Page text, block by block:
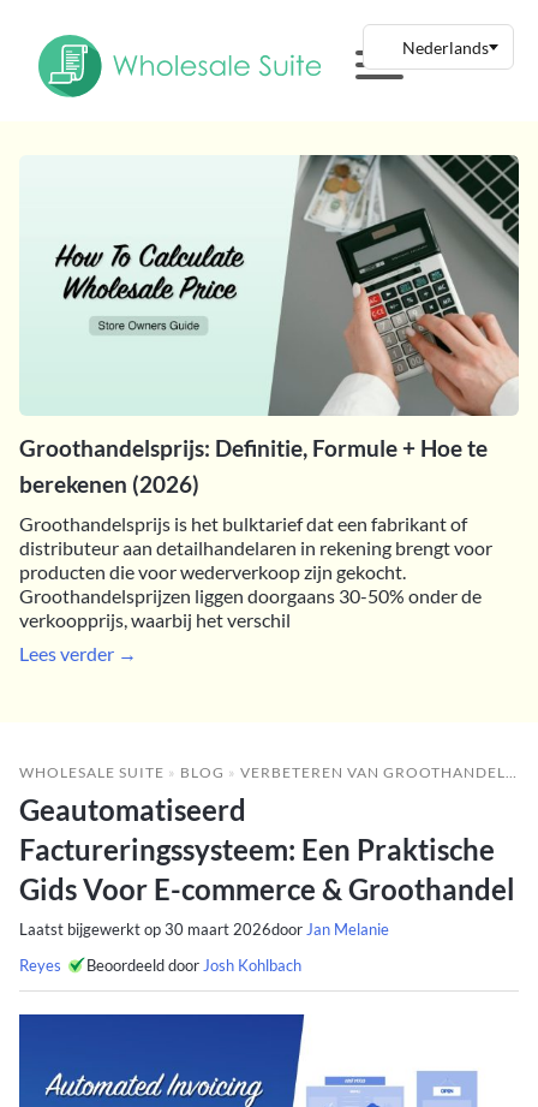
Groothandelsprijs: Definitie, Formule + Hoe te
berekenen (2026)
Groothandelsprijs is het bulktarief dat een fabrikant of
distributeur aan detailhandelaren in rekening brengt voor
producten die voor wederverkoop zijn gekocht.
Groothandelsprijzen liggen doorgaans 30-50% onder de
verkoopprijs, waarbij het verschil
Lees verder →
WHOLESALE SUITE » BLOG » VERBETEREN VAN GROOTHANDELSRESULTATEN
Geautomatiseerd
Factureringssysteem: Een Praktische
Gids Voor E-commerce & Groothandel
Laatst bijgewerkt op30 maart 2026door Jan Melanie
Reyes
Beoordeeld door Josh Kohlbach